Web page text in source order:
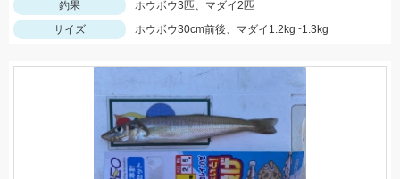
釣果
ホウボウ3匹、マダイ2匹
サイズ
ホウボウ30cm前後、マダイ1.2kg~1.3kg